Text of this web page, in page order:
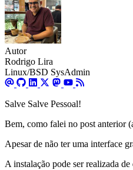
Autor
Rodrigo Lira
Linux/BSD SysAdmin
Salve Salve Pessoal!
Bem, como falei no post anterior
Apesar de não ter uma interface
A instalação pode ser realizada